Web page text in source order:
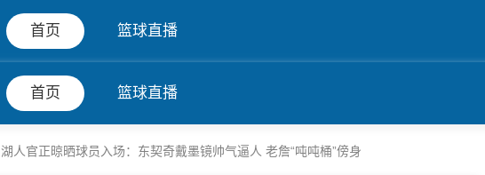
首页 篮球直播
首页 篮球直播
湖人官正晾晒球员入场：东契奇戴墨镜帅气逼人 老詹“吨吨桶”傍身